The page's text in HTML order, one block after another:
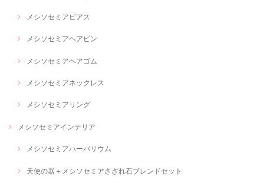
メシソセミアピアス
メシソセミアヘアピン
メシソセミアヘアゴム
メシソセミアネックレス
メシソセミアリング
メシソセミアインテリア
メシソセミアハーバリウム
天使の器＋メシソセミアさざれ石ブレンドセット